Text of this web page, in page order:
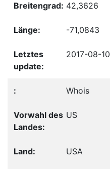
42,3626
-71,0843
2017-08-10
Whois
US
USA